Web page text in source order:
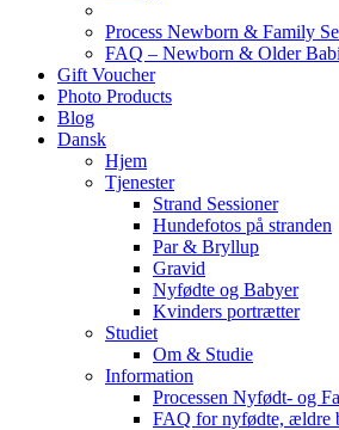
Process Newborn & Family
FAQ – Newborn & Older
Gift Voucher
Photo Products
Blog
Dansk
Hjem
Tjenester
Strand Sessioner
Hundefotos på stranden
Par & Bryllup
Gravid
Nyfødte og Babyer
Kvinders portrætter
Studiet
Om & Studie
Information
Processen Nyfødt- og
FAQ for nyfødte, ældre